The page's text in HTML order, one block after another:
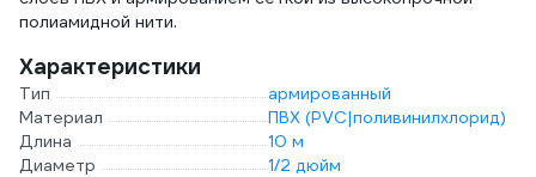
полиамидной нити.
Характеристики
Тип
армированный
Материал
ПВХ (PVC|поливинилхлорид)
Длина
10 м
Диаметр
1/2 дюйм